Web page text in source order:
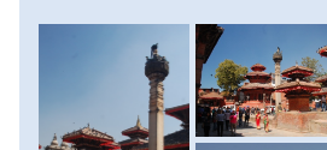
részét arra szánjuk, hogy a
felszerelésünk esetlegesen
beszerezzük, majd zárásként a
éttermében költjük el
ismerkedési estünket. Szállás: